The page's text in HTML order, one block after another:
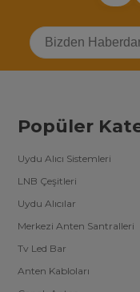
Popüler
Uydu Alıcı Sistemleri
LNB Çeşitleri
Uydu Alıcılar
Merkezi Anten Santralleri
Tv Led Bar
Anten Kabloları